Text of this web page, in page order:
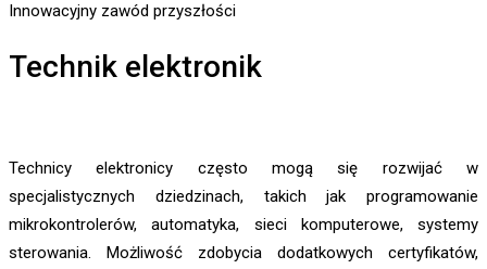
Innowacyjny zawód przyszłości
Technik elektronik
Technicy elektronicy często mogą się rozwijać w
specjalistycznych dziedzinach, takich jak programowanie
mikrokontrolerów, automatyka, sieci komputerowe, systemy
sterowania. Możliwość zdobycia dodatkowych certyfikatów,